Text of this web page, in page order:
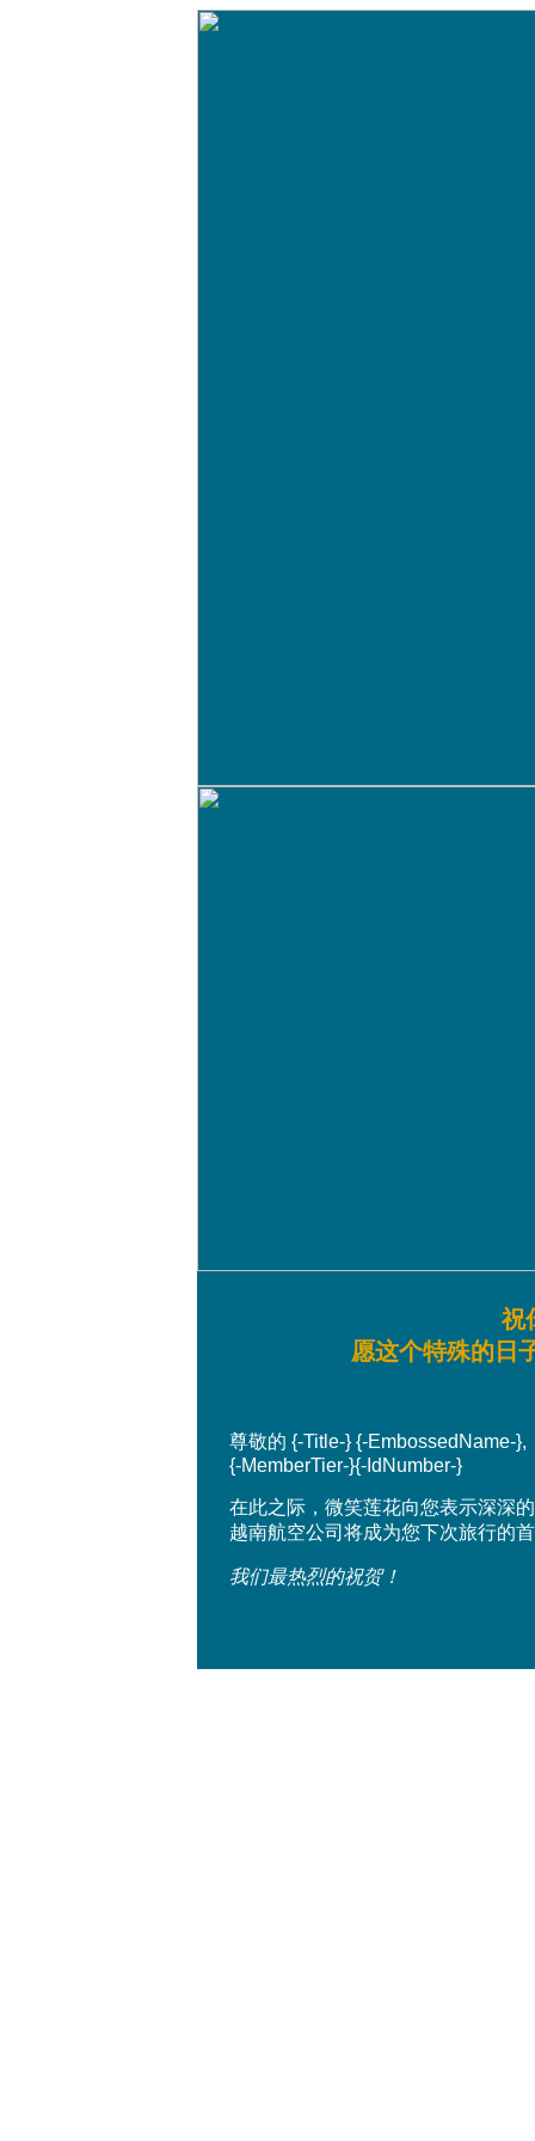
祝
愿这个特殊的日
尊敬的 {-Title-} {-EmbossedName-},
{-MemberTier-}{-IdNumber-}
在此之际，微笑莲花向您表示深深
越南航空公司将成为您下次旅行的
我们最热烈的祝贺！